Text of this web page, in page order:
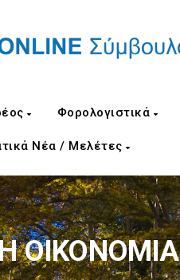
Φορολογιστικά
Νέα / Μελέτες
ΟΙΚΟΝΟΜΙΑ